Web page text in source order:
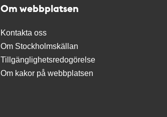
Om webbplatsen
Kontakta oss
Om Stockholmskällan
Tillgänglighetsredogörelse
Om kakor på webbplatsen